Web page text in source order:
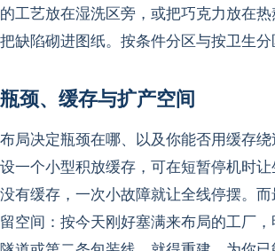
的工艺放在湿洗区旁，或把巧克力放在
把缺陷砌进图纸。按条件分区与按卫生分
瓶颈、缓存与扩产空间
布局决定瓶颈在哪、以及你能否用缓存
设一个小型积放缓存，可在短暂停机时让
没有缓存，一次小故障就让全线停摆。
留空间：按今天刚好塞满来布局的工厂